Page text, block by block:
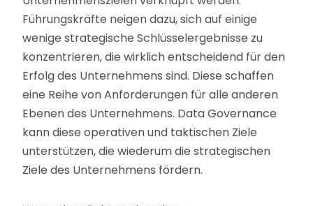
Führungskräfte neigen dazu, sich auf einige
wenige strategische Schlüsselergebnisse zu
konzentrieren, die wirklich entscheidend für den
Erfolg des Unternehmens sind. Diese schaffen
eine Reihe von Anforderungen für alle anderen
Ebenen des Unternehmens. Data Governance
kann diese operativen und taktischen Ziele
unterstützen, die wiederum die strategischen
Ziele des Unternehmens fördern.